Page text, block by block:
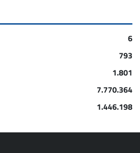
6
793
1.801
7.770.364
1.446.198